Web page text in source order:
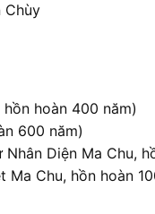
Chùy
hoàn 400 năm)
600 năm)
Diện Ma Chu,
Chu, hồn hoàn